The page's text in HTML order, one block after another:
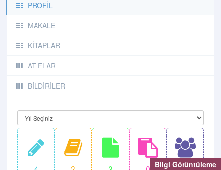
Bilgi Görüntüleme
PROFİL
MAKALE
KİTAPLAR
ATIFLAR
BİLDİRİLER